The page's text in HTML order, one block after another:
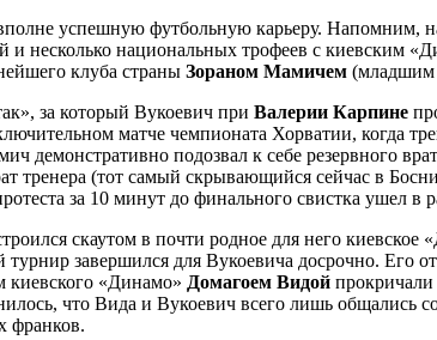
успешную футбольную карьеру. Напомним,
и несколько национальных трофеев с киевским
клуба страны Зораном Мамичем (младшим
за который Вукоевич при Валерии Карпине
матче чемпионата Хорватии, когда
демонстративно подозвал к себе резервного
(тот самый скрывающийся сейчас в
за 10 минут до финального свистка ушел в
скаутом в почти родное для него
турнир завершился для Вукоевича досрочно.
киевского «Динамо» Домагоем Видой
что Вида и Вукоевич всего лишь общались
франков.